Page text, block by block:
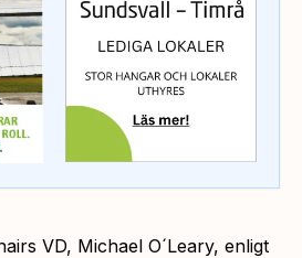
VD, Michael O´Leary, enligt